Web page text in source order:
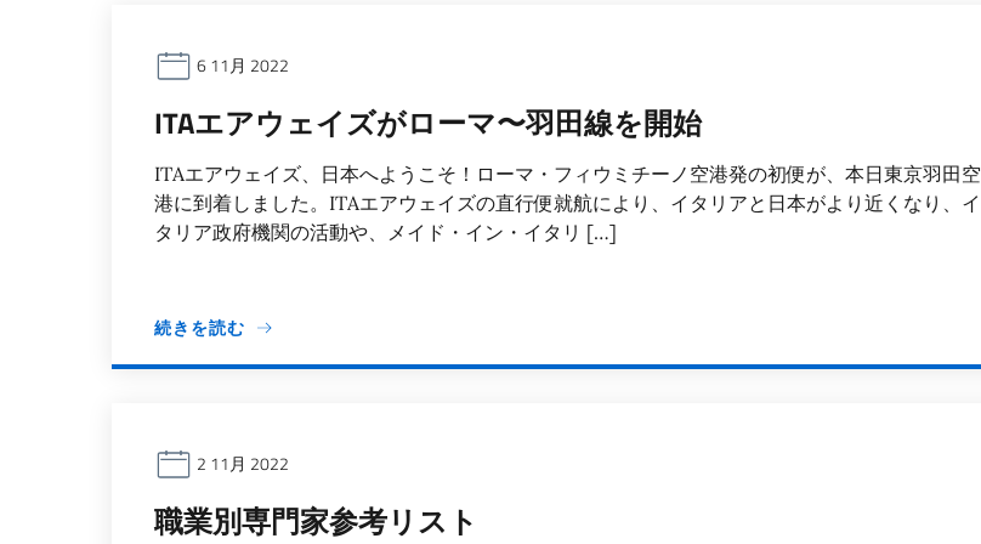
6 11月 2022
ITAエアウェイズがローマ〜羽田線を開始
ITAエアウェイズ、日本へようこそ！ローマ・フィウミチーノ空港発の初便が、本日東京羽田空
港に到着しました。ITAエアウェイズの直行便就航により、イタリアと日本がより近くなり、イ
タリア政府機関の活動や、メイド・イン・イタリ […]
続きを読む
2 11月 2022
職業別専門家参考リスト